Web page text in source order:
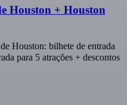
Houston + Houston
Houston: bilhete de entrada
para 5 atrações + descontos